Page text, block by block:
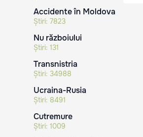
Accidente în Moldova
Știri: 7823
Nu războiului
Știri: 131
Transnistria
Știri: 34988
Ucraina-Rusia
Știri: 8491
Cutremure
Știri: 1009